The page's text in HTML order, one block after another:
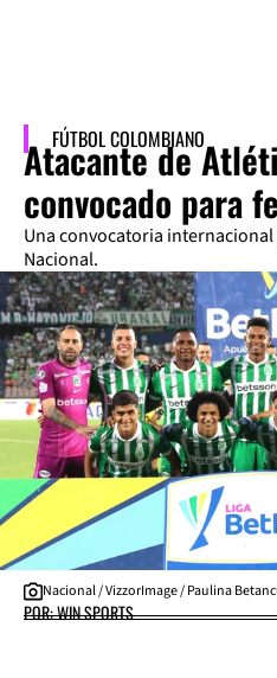
FÚTBOL COLOMBIANO
Atacante de
convocado para
Una convocatoria
Nacional.
Nacional / VizzorImage / Paulina
POR: WIN SPORTS